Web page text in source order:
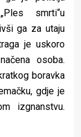
smrti“u
ga za utaju
je uskoro
osoba.
boravka
gdje je
izgnanstvu.